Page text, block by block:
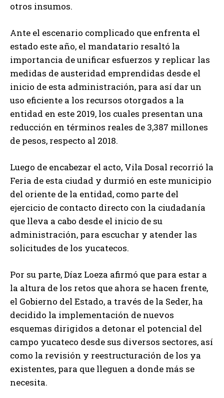
otros insumos.
Ante el escenario complicado que enfrenta el
estado este año, el mandatario resaltó la
importancia de unificar esfuerzos y replicar las
medidas de austeridad emprendidas desde el
inicio de esta administración, para así dar un
uso eficiente a los recursos otorgados a la
entidad en este 2019, los cuales presentan una
reducción en términos reales de 3,387 millones
de pesos, respecto al 2018.
Luego de encabezar el acto, Vila Dosal recorrió la
Feria de esta ciudad y durmió en este municipio
del oriente de la entidad, como parte del
ejercicio de contacto directo con la ciudadanía
que lleva a cabo desde el inicio de su
administración, para escuchar y atender las
solicitudes de los yucatecos.
Por su parte, Díaz Loeza afirmó que para estar a
la altura de los retos que ahora se hacen frente,
el Gobierno del Estado, a través de la Seder, ha
decidido la implementación de nuevos
esquemas dirigidos a detonar el potencial del
campo yucateco desde sus diversos sectores, así
como la revisión y reestructuración de los ya
existentes, para que lleguen a donde más se
necesita.